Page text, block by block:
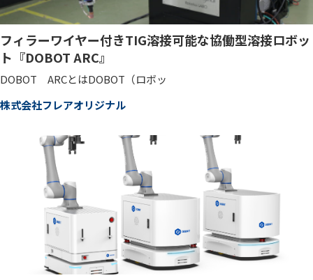
フィラーワイヤー付きTIG溶接可能な協働型溶接ロボッ
ト『DOBOT ARC』
DOBOT ARCとはDOBOT（ロボッ
株式会社フレアオリジナル